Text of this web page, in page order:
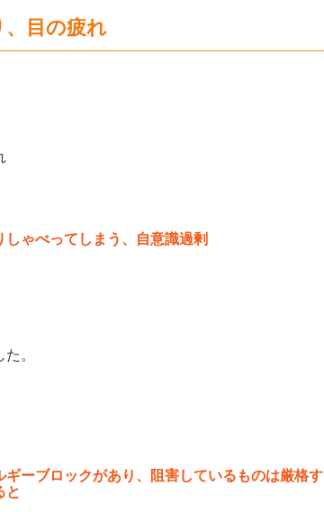
目の疲れ
しゃべってしまう、自意識過剰
。
ギーブロックがあり、阻害しているものは厳格す
と